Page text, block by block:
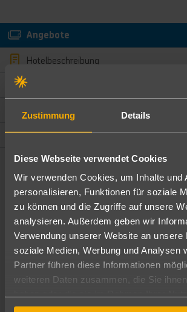
Zustimmung Details
Diese Webseite verwendet Cookies
Wir verwenden Cookies, um Inhalte und
personalisieren, Funktionen für soziale
zu können und die Zugriffe auf unsere
analysieren. Außerdem geben wir
Verwendung unserer Website an unsere
soziale Medien, Werbung und Analysen
Partner führen diese Informationen
weiteren Daten zusammen, die Sie
gesammelt haben.
Angebote
Hotelbeschreibung
Hotelmerkmale
Bewertungen
Lage und Umgebung
Angebote filtern
Ändere die Kriterien nach deinen Wünschen
Pauschal
Abflughafen
Reisezeitraum
10.08.26–08.08.27 7-21 Nächte